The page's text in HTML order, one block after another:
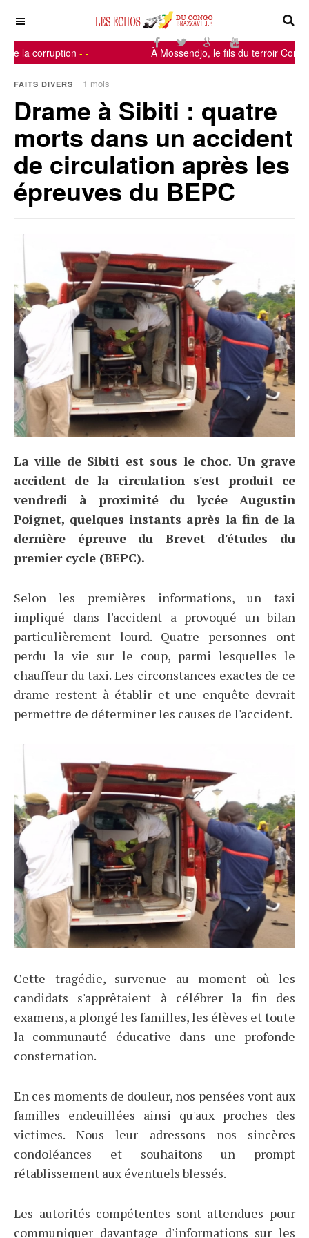
la corruption - - À Mossendjo, le fils du terroir
FAITS DIVERS 1 mois
Drame à Sibiti : quatre
morts dans un accident
de circulation après les
épreuves du BEPC
La ville de Sibiti est sous le choc. Un grave
accident de la circulation s'est produit ce
vendredi à proximité du lycée Augustin
Poignet, quelques instants après la fin de la
dernière épreuve du Brevet d'études du
premier cycle (BEPC).
Selon les premières informations, un taxi
impliqué dans l'accident a provoqué un bilan
particulièrement lourd. Quatre personnes ont
perdu la vie sur le coup, parmi lesquelles le
chauffeur du taxi. Les circonstances exactes de ce
drame restent à établir et une enquête devrait
permettre de déterminer les causes de l'accident.
Cette tragédie, survenue au moment où les
candidats s'apprêtaient à célébrer la fin des
examens, a plongé les familles, les élèves et toute
la communauté éducative dans une profonde
consternation.
En ces moments de douleur, nos pensées vont aux
familles endeuillées ainsi qu'aux proches des
victimes. Nous leur adressons nos sincères
condoléances et souhaitons un prompt
rétablissement aux éventuels blessés.
Les autorités compétentes sont attendues pour
communiquer davantage d'informations sur les